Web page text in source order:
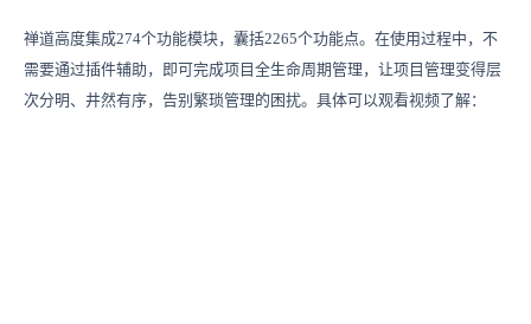
禅道高度集成274个功能模块，囊括2265个功能点。在使用过程中，不
需要通过插件辅助，即可完成项目全生命周期管理，让项目管理变得层
次分明、井然有序，告别繁琐管理的困扰。具体可以观看视频了解：